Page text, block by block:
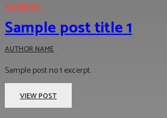
ALLGEMEIN
Sample post title 1
AUTHOR NAME
Sample post no 1 excerpt.
VIEW POST